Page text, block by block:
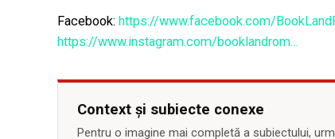
Facebook: https://www.facebook.com/
https://www.instagram.com/booklandrom…
Context și subiecte conexe
Pentru o imagine mai completă a subiectului,